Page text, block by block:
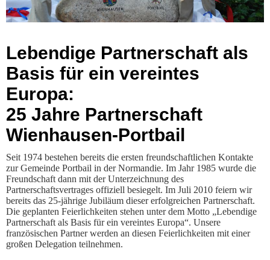
Lebendige Partnerschaft als
Basis für ein vereintes
Europa:
25 Jahre Partnerschaft
Wienhausen-Portbail
Seit 1974 bestehen bereits die ersten freundschaftlichen Kontakte
zur Gemeinde Portbail in der Normandie. Im Jahr 1985 wurde die
Freundschaft dann mit der Unterzeichnung des
Partnerschaftsvertrages offiziell besiegelt. Im Juli 2010 feiern wir
bereits das 25-jährige Jubiläum dieser erfolgreichen Partnerschaft.
Die geplanten Feierlichkeiten stehen unter dem Motto „Lebendige
Partnerschaft als Basis für ein vereintes Europa“. Unsere
französischen Partner werden an diesen Feierlichkeiten mit einer
großen Delegation teilnehmen.